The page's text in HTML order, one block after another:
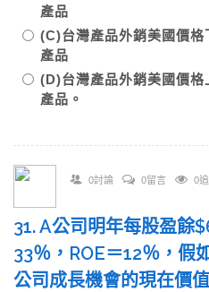
產品
(C)台灣產品外銷美國價
產品
(D)台灣產品外銷美國價
產品。
0討論 0留言 0
31. A公司明年每股盈餘
33％，ROE＝12％，假
公司成長機會的現在價